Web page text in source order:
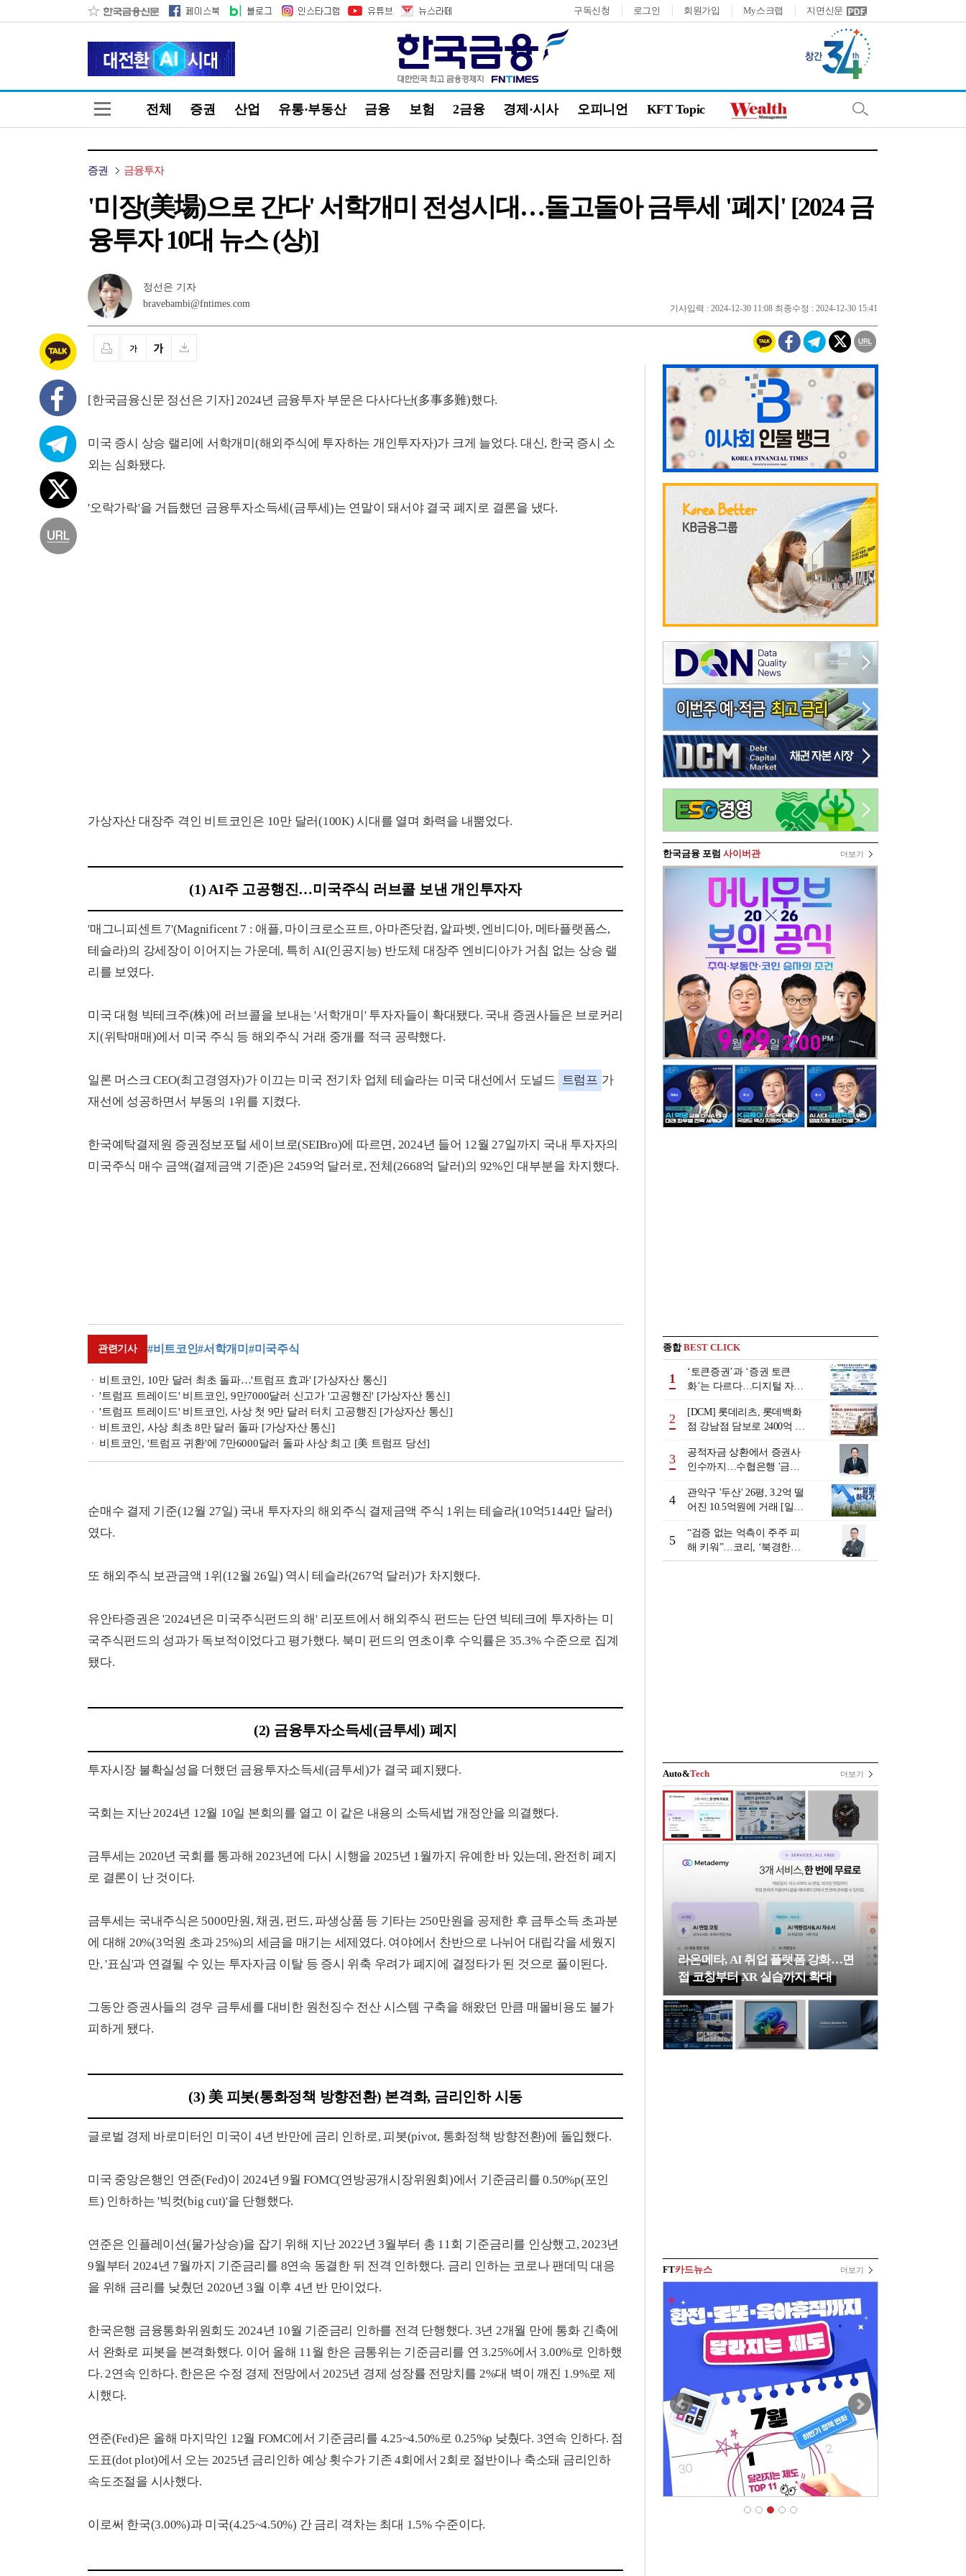
구독신청 로그인 회원가입 My스크랩 지면신문
전체 증권 산업 유통·부동산 금융 보험 2금융 경제·시사 오피니언 KFT Topic
증권 금융투자
'미장(美場)으로 간다' 서학개미 전성시대…돌고돌아 금투세 '폐지' [2024 금
융투자 10대 뉴스 (상)]
정선은 기자
bravebambi@fntimes.com
기사입력 : 2024-12-30 11:08 최종수정 : 2024-12-30 15:41
[한국금융신문 정선은 기자] 2024년 금융투자 부문은 다사다난(多事多難)했다.
미국 증시 상승 랠리에 서학개미(해외주식에 투자하는 개인투자자)가 크게 늘었다. 대신, 한국 증시 소
외는 심화됐다.
'오락가락'을 거듭했던 금융투자소득세(금투세)는 연말이 돼서야 결국 폐지로 결론을 냈다.
가상자산 대장주 격인 비트코인은 10만 달러(100K) 시대를 열며 화력을 내뿜었다.
(1) AI주 고공행진…미국주식 러브콜 보낸 개인투자자
'매그니피센트 7'(Magnificent 7 : 애플, 마이크로소프트, 아마존닷컴, 알파벳, 엔비디아, 메타플랫폼스,
테슬라)의 강세장이 이어지는 가운데, 특히 AI(인공지능) 반도체 대장주 엔비디아가 거침 없는 상승 랠
리를 보였다.
미국 대형 빅테크주(株)에 러브콜을 보내는 '서학개미' 투자자들이 확대됐다. 국내 증권사들은 브로커리
지(위탁매매)에서 미국 주식 등 해외주식 거래 중개를 적극 공략했다.
일론 머스크 CEO(최고경영자)가 이끄는 미국 전기차 업체 테슬라는 미국 대선에서 도널드 트럼프 가
재선에 성공하면서 부동의 1위를 지켰다.
한국예탁결제원 증권정보포털 세이브로(SEIBro)에 따르면, 2024년 들어 12월 27일까지 국내 투자자의
미국주식 매수 금액(결제금액 기준)은 2459억 달러로, 전체(2668억 달러)의 92%인 대부분을 차지했다.
관련기사 #비트코인#서학개미 #미국주식
비트코인, 10만 달러 최초 돌파…'트럼프 효과' [가상자산 통신]
'트럼프 트레이드' 비트코인, 9만7000달러 신고가 '고공행진' [가상자산 통신]
'트럼프 트레이드' 비트코인, 사상 첫 9만 달러 터치 고공행진 [가상자산 통신]
비트코인, 사상 최초 8만 달러 돌파 [가상자산 통신]
비트코인, '트럼프 귀환'에 7만6000달러 돌파 사상 최고 [美 트럼프 당선]
순매수 결제 기준(12월 27일) 국내 투자자의 해외주식 결제금액 주식 1위는 테슬라(10억5144만 달러)
였다.
또 해외주식 보관금액 1위(12월 26일) 역시 테슬라(267억 달러)가 차지했다.
유안타증권은 '2024년은 미국주식펀드의 해' 리포트에서 해외주식 펀드는 단연 빅테크에 투자하는 미
국주식펀드의 성과가 독보적이었다고 평가했다. 북미 펀드의 연초이후 수익률은 35.3% 수준으로 집계
됐다.
(2) 금융투자소득세(금투세) 폐지
투자시장 불확실성을 더했던 금융투자소득세(금투세)가 결국 폐지됐다.
국회는 지난 2024년 12월 10일 본회의를 열고 이 같은 내용의 소득세법 개정안을 의결했다.
금투세는 2020년 국회를 통과해 2023년에 다시 시행을 2025년 1월까지 유예한 바 있는데, 완전히 폐지
로 결론이 난 것이다.
금투세는 국내주식은 5000만원, 채권, 펀드, 파생상품 등 기타는 250만원을 공제한 후 금투소득 초과분
에 대해 20%(3억원 초과 25%)의 세금을 매기는 세제였다. 여야에서 찬반으로 나뉘어 대립각을 세웠지
만, '표심'과 연결될 수 있는 투자자금 이탈 등 증시 위축 우려가 폐지에 결정타가 된 것으로 풀이된다.
그동안 증권사들의 경우 금투세를 대비한 원천징수 전산 시스템 구축을 해왔던 만큼 매몰비용도 불가
피하게 됐다.
(3) 美 피봇(통화정책 방향전환) 본격화, 금리인하 시동
글로벌 경제 바로미터인 미국이 4년 반만에 금리 인하로, 피봇(pivot, 통화정책 방향전환)에 돌입했다.
미국 중앙은행인 연준(Fed)이 2024년 9월 FOMC(연방공개시장위원회)에서 기준금리를 0.50%p(포인
트) 인하하는 '빅컷(big cut)'을 단행했다.
연준은 인플레이션(물가상승)을 잡기 위해 지난 2022년 3월부터 총 11회 기준금리를 인상했고, 2023년
9월부터 2024년 7월까지 기준금리를 8연속 동결한 뒤 전격 인하했다. 금리 인하는 코로나 팬데믹 대응
을 위해 금리를 낮췄던 2020년 3월 이후 4년 반 만이었다.
한국은행 금융통화위원회도 2024년 10월 기준금리 인하를 전격 단행했다. 3년 2개월 만에 통화 긴축에
서 완화로 피봇을 본격화했다. 이어 올해 11월 한은 금통위는 기준금리를 연 3.25%에서 3.00%로 인하했
다. 2연속 인하다. 한은은 수정 경제 전망에서 2025년 경제 성장률 전망치를 2%대 벽이 깨진 1.9%로 제
시했다.
연준(Fed)은 올해 마지막인 12월 FOMC에서 기준금리를 4.25~4.50%로 0.25%p 낮췄다. 3연속 인하다. 점
도표(dot plot)에서 오는 2025년 금리인하 예상 횟수가 기존 4회에서 2회로 절반이나 축소돼 금리인하
속도조절을 시사했다.
이로써 한국(3.00%)과 미국(4.25~4.50%) 간 금리 격차는 최대 1.5% 수준이다.
한국금융 포럼 사이버관 더보기
종합BEST CLICK
1
‘토큰증권’과 ‘증권 토큰
화’는 다르다…디지털 자본
2
[DCM] 롯데리츠, 롯데백화
점 강남점 담보로 2400억 조
3
공적자금 상환에서 증권사
인수까지…수협은행 '금융
행 금융그룹의 꿈①]
4
관악구 '두산' 26평, 3.2억 떨
어진 10.5억원에 거래 [일일
5
“검증 없는 억측이 주주 피
해 키워”…코리, ‘북경한미
미수채권 논란’ 정면 반박
Auto&Tech 더보기
라온메타, AI 취업 플랫폼 강화…면
접 코칭부터 XR 실습까지 확대
FT카드뉴스 더보기